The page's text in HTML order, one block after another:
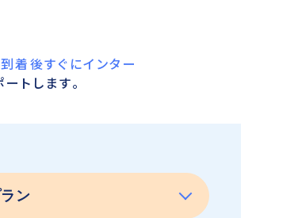
着後すぐにインター
トします。